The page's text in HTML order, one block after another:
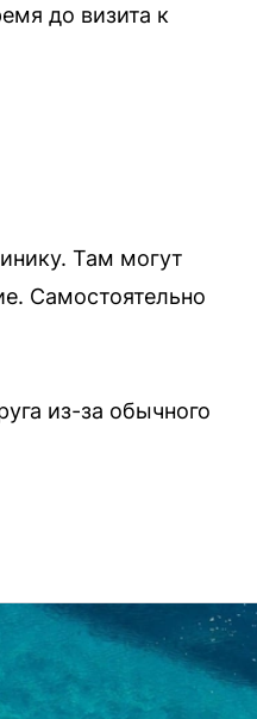
до визита к
Там могут
Самостоятельно
из-за обычного